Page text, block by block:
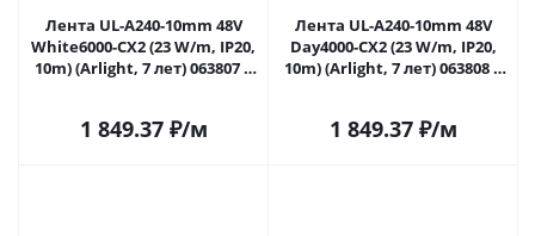
Лента UL-A240-10mm 48V
White6000-CX2 (23 W/m, IP20,
10m) (Arlight, 7 лет) 063807 в
1 849.37₽/м
Лента UL-A240-10mm 48V
Day4000-CX2 (23 W/m, IP20,
10m) (Arlight, 7 лет) 063808 в
1 849.37₽/м